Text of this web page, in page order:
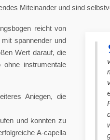
Miteinander und sind
reicht von
spannender und
Wert darauf, die
instrumentale
Aniegen, die
und konnten zu
A-capella